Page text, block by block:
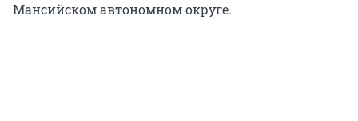
Мансийском автономном округе.